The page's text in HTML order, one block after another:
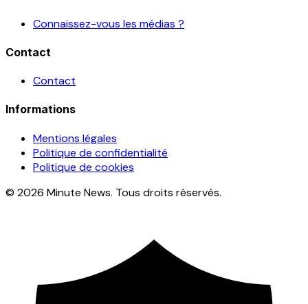
Connaissez-vous les médias ?
Contact
Contact
Informations
Mentions légales
Politique de confidentialité
Politique de cookies
© 2026 Minute News. Tous droits réservés.